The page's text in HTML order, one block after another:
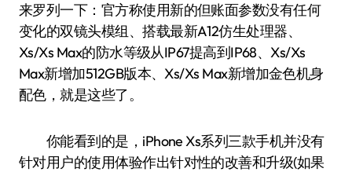
来罗列一下：官方称使用新的但账面参数没有任何
变化的双镜头模组、搭载最新A12仿生处理器、
Xs/Xs Max的防水等级从IP67提高到IP68、Xs/Xs
Max新增加512GB版本、Xs/Xs Max新增加金色机身
配色，就是这些了。
你能看到的是，iPhone Xs系列三款手机并没有
针对用户的使用体验作出针对性的改善和升级(如果